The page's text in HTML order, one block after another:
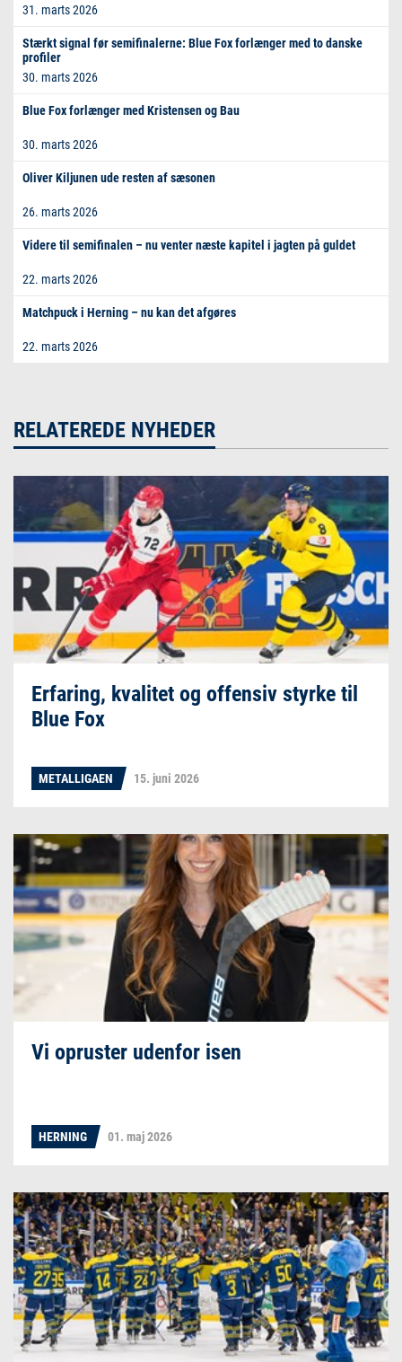
31. marts 2026
Stærkt signal før semifinalerne: Blue Fox forlænger med to danske
profiler
30. marts 2026
Blue Fox forlænger med Kristensen og Bau
30. marts 2026
Oliver Kiljunen ude resten af sæsonen
26. marts 2026
Videre til semifinalen – nu venter næste kapitel i jagten på guldet
22. marts 2026
Matchpuck i Herning – nu kan det afgøres
22. marts 2026
RELATEREDE NYHEDER
Erfaring, kvalitet og offensiv styrke til
Blue Fox
METALLIGAEN 15. juni 2026
Vi opruster udenfor isen
HERNING 01. maj 2026